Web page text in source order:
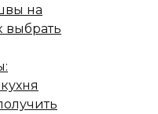
на
выбрать